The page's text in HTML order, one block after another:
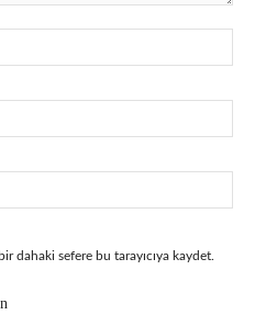
dahaki sefere bu tarayıcıya kaydet.